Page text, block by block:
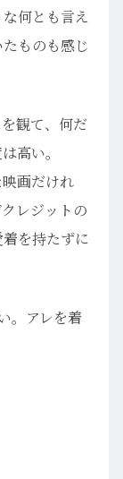
何とも言え
ものも感じ
観て、何だ
高い。
画だけれ
レジットの
を持たずに
。アレを着